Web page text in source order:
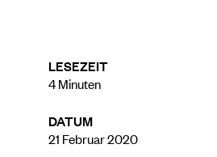
LESEZEIT
4Minuten
DATUM
21 Februar 2020